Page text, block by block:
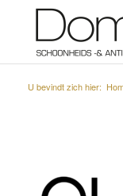
U bevindt zich hier: